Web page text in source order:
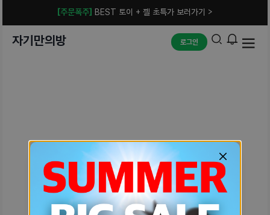
[주문폭주] BEST 토이 + 젤 초특가 보러가기 >
자기만의방 로그인
예상치 못한 에러입니다.